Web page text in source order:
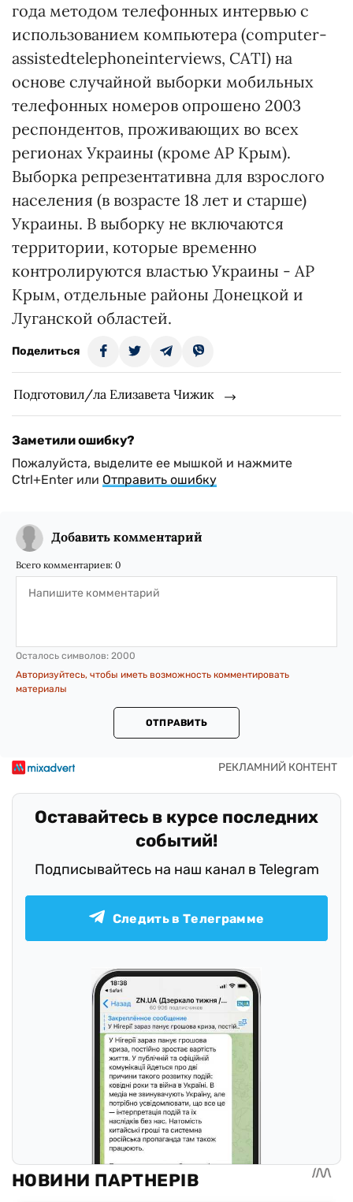
года методом телефонных интервью с
использованием компьютера (computer-
assistedtelephoneinterviews, CATI) на
основе случайной выборки мобильных
телефонных номеров опрошено 2003
респондентов, проживающих во всех
регионах Украины (кроме АР Крым).
Выборка репрезентативна для взрослого
населения (в возрасте 18 лет и старше)
Украины. В выборку не включаются
территории, которые временно
контролируются властью Украины - АР
Крым, отдельные районы Донецкой и
Луганской областей.
Поделиться
Подготовил/ла Елизавета Чижик
Заметили ошибку?
Пожалуйста, выделите ее мышкой и нажмите
Ctrl+Enter или Отправить ошибку
Добавить комментарий
Всего комментариев: 0
Осталось символов: 2000
Авторизуйтесь, чтобы иметь возможность комментировать
материалы
ОТПРАВИТЬ
Оставайтесь в курсе последних
событий!
Подписывайтесь на наш канал в Telegram
Следить в Телеграмме